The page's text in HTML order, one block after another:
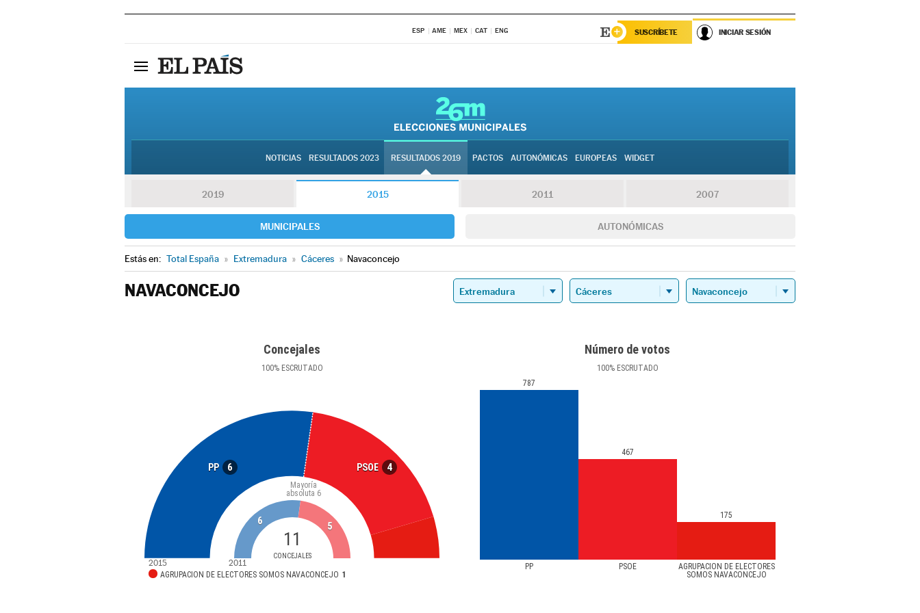
ESP AME MEX CAT ENG SUSCRÍBETE INICIAR SESIÓN
NOTICIAS RESULTADOS 2023 RESULTADOS 2019 PACTOS AUTONÓMICAS EUROPEAS WIDGET
2019 2015 2011 2007
MUNICIPALES AUTONÓMICAS
Estás en: Total España » Extremadura » Cáceres » Navaconcejo
NAVACONCEJO
Concejales
100%ESCRUTADO
PP 6 PSOE 4
11
CONCEJALES
Mayoría
absoluta 6
AGRUPACION DE ELECTORES SOMOS NAVACONCEJO 1
6 5
2015 2011
Número de votos
100%ESCRUTADO
PP PSOE
AGRUPACION DE ELECTORES
SOMOS NAVACONCEJO
787
467
175